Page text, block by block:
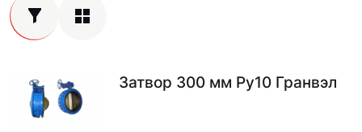
Затвор 300 мм Ру10 Гранвэл